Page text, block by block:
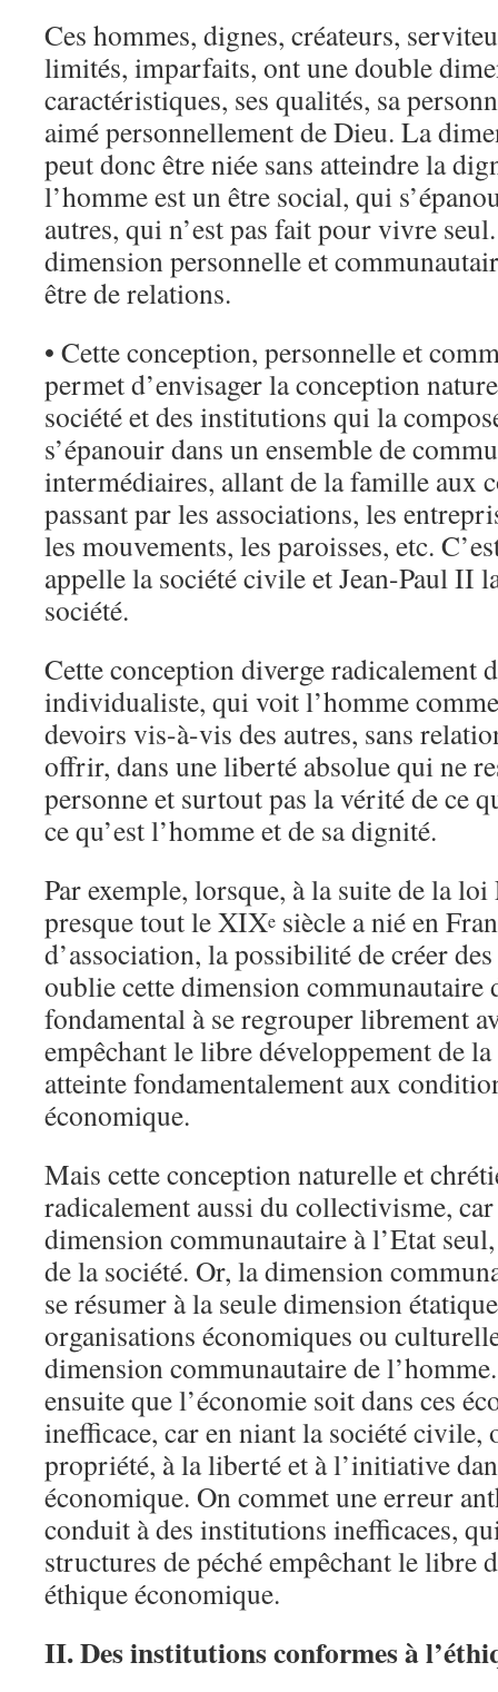
Ces hommes, dignes, créateurs,
limités, imparfaits, ont une double
caractéristiques, ses qualités, sa
aimé personnellement de Dieu. La
peut donc être niée sans atteindre la
l’homme est un être social, qui
autres, qui n’est pas fait pour vivre
dimension personnelle et
être de relations.
• Cette conception, personnelle et
permet d’envisager la conception
société et des institutions qui la
s’épanouir dans un ensemble de
intermédiaires, allant de la famille aux
passant par les associations, les
les mouvements, les paroisses, etc.
appelle la société civile et Jean-Paul II
société.
Cette conception diverge radicalement
individualiste, qui voit l’homme
devoirs vis-à-vis des autres, sans
offrir, dans une liberté absolue qui ne
personne et surtout pas la vérité de ce
ce qu’est l’homme et de sa dignité.
Par exemple, lorsque, à la suite de la
presque tout le XIXe siècle a nié en
d’association, la possibilité de créer
oublie cette dimension communautaire
fondamental à se regrouper librement
empêchant le libre développement de
atteinte fondamentalement aux
économique.
Mais cette conception naturelle et
radicalement aussi du collectivisme,
dimension communautaire à l’Etat
de la société. Or, la dimension
se résumer à la seule dimension
organisations économiques ou
dimension communautaire de l’homme.
ensuite que l’économie soit dans ces
inefficace, car en niant la société civile,
propriété, à la liberté et à l’initiative
économique. On commet une erreur
conduit à des institutions inefficaces,
structures de péché empêchant le libre
éthique économique.
II. Des institutions conformes à